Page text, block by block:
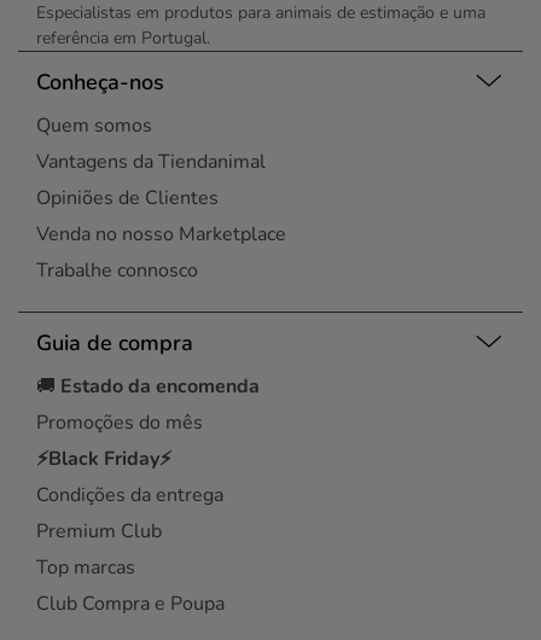
Especialistas em produtos para animais de estimação e uma
referência em Portugal.
Conheça-nos
Quem somos
Vantagens da Tiendanimal
Opiniões de Clientes
Venda no nosso Marketplace
Trabalhe connosco
Guia de compra
🚚 Estado da encomenda
Promoções do mês
⚡Black Friday⚡
Condições da entrega
Premium Club
Top marcas
Club Compra e Poupa